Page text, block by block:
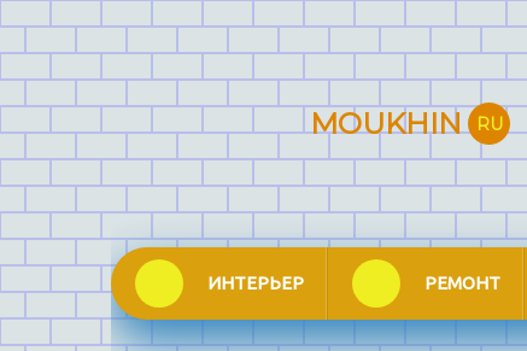
MOUKHIN RU
ИНТЕРЬЕР РЕМОНТ